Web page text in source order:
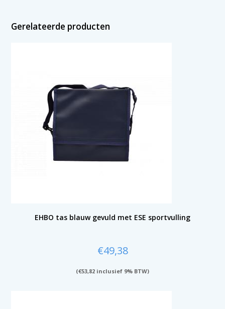
Gerelateerde producten
EHBO tas blauw gevuld met ESE sportvulling
€49,38
(€53,82 inclusief 9% BTW)